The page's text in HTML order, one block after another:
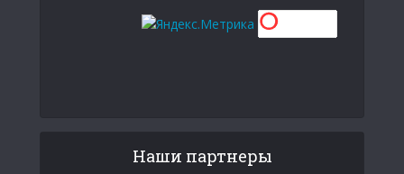
Наши партнеры